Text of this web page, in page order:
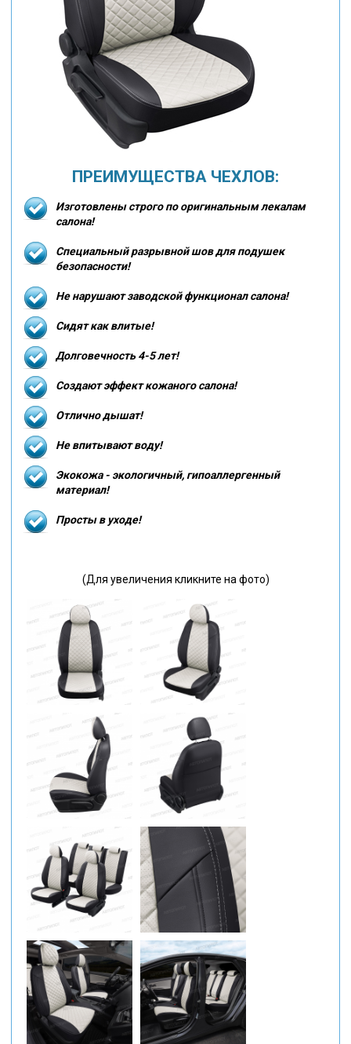
ПРЕИМУЩЕСТВА ЧЕХЛОВ:
Изготовлены строго по оригинальным лекалам
салона!
Специальный разрывной шов для подушек
безопасности!
Не нарушают заводской функционал салона!
Сидят как влитые!
Долговечность 4-5 лет!
Создают эффект кожаного салона!
Отлично дышат!
Не впитывают воду!
Экокожа - экологичный, гипоаллергенный
материал!
Просты в уходе!
(Для увеличения кликните на фото)